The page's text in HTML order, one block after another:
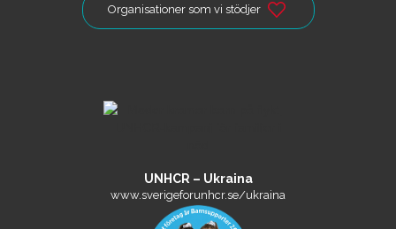
Organisationer som vi stödjer
UNHCR – Ukraina
www.sverigeforunhcr.se/ukraina